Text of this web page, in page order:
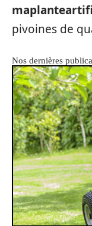
pivoines de
Nos dernières